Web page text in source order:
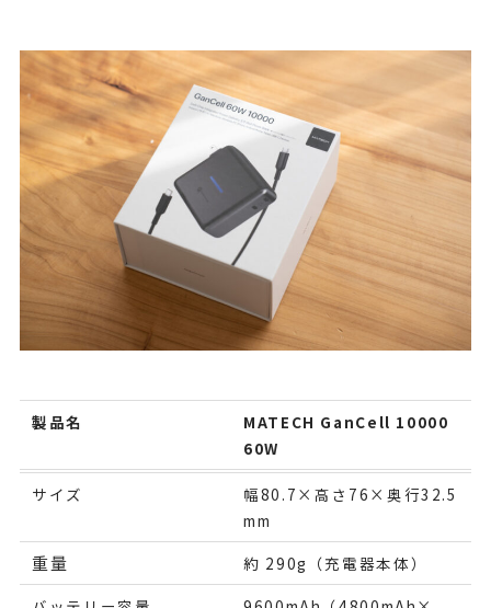
製品名
MATECH GanCell 10000
60W
サイズ
幅80.7×高さ76×奥行32.5
mm
重量
約 290g（充電器本体）